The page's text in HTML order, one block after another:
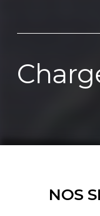
NOS